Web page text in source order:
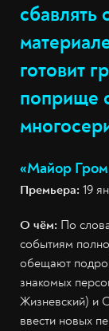
готовит
поприще
«Майор
Премьера: 19
О чём: По
событиям
обещают
знакомых
Жизневский) и
ввести новых